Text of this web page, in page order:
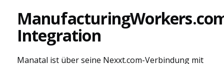
Integration
Manatal ist über seine Nexxt.com-Verbindung mit